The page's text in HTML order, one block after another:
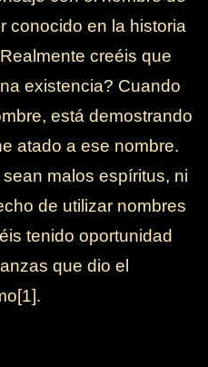
conocido en la historia
creéis que
existencia? Cuando
está demostrando
atado a ese nombre.
malos espíritus, ni
de utilizar nombres
tenido oportunidad
que dio el